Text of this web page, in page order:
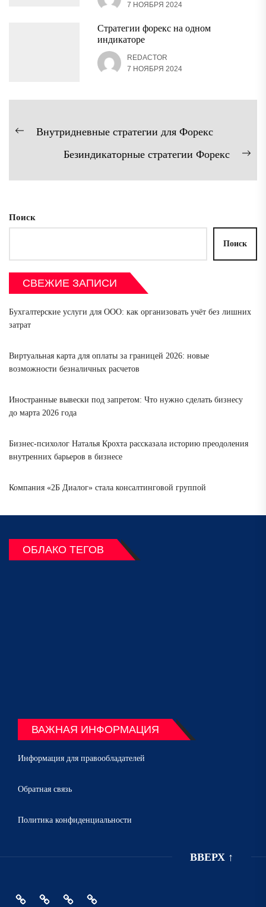
7 НОЯБРЯ 2024
Стратегии форекс на одном
индикаторе
REDACTOR
7 НОЯБРЯ 2024
Навигация
Предыдущая
Внутридневные стратегии для Форекс
Безиндикаторные стратегии Форекс
Поиск
Поиск
СВЕЖИЕ ЗАПИСИ
Бухгалтерские услуги для ООО: как организовать учёт без лишних
затрат
Виртуальная карта для оплаты за границей 2026: новые
возможности безналичных расчетов
Иностранные вывески под запретом: Что нужно сделать бизнесу
до марта 2026 года
Бизнес-психолог Наталья Крохта рассказала историю преодоления
внутренних барьеров в бизнесе
Компания «2Б Диалог» стала консалтинговой группой
ОБЛАКО ТЕГОВ
ВАЖНАЯ ИНФОРМАЦИЯ
Информация для правообладателей
Обратная связь
Политика конфиденциальности
ВВЕРХ ↑
ГлавнаяПолитикаИнформация
Обратная